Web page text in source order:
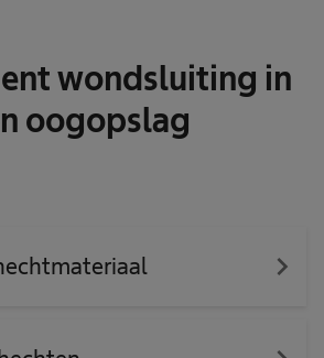
wondsluiting in
oogopslag
navigate_next